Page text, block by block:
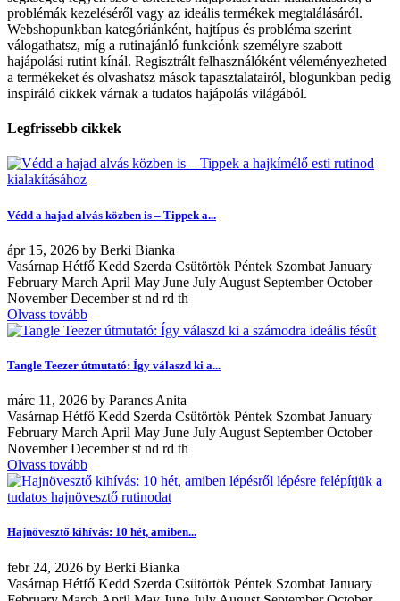
problémák kezeléséről vagy az ideális termékek megtalálásáról.
Webshopunkban kategóriánként, hajtípus és probléma szerint
válogathatsz, míg a rutinajánló funkciónk személyre szabott
hajápolási rutint kínál. Regisztrált felhasználóként véleményezheted
a termékeket és olvashatsz mások tapasztalatairól, blogunkban pedig
inspiráló cikkek várnak a tudatos hajápolás világából.
Legfrissebb cikkek
Védd a hajad alvás közben is – Tippek a...
ápr 15, 2026 by Berki Bianka
Vasárnap Hétfő Kedd Szerda Csütörtök Péntek Szombat January
February March April May June July August September October
November December st nd rd th
Olvass tovább
Tangle Teezer útmutató: Így válaszd ki a...
márc 11, 2026 by Parancs Anita
Vasárnap Hétfő Kedd Szerda Csütörtök Péntek Szombat January
February March April May June July August September October
November December st nd rd th
Olvass tovább
Hajnövesztő kihívás: 10 hét, amiben...
febr 24, 2026 by Berki Bianka
Vasárnap Hétfő Kedd Szerda Csütörtök Péntek Szombat January